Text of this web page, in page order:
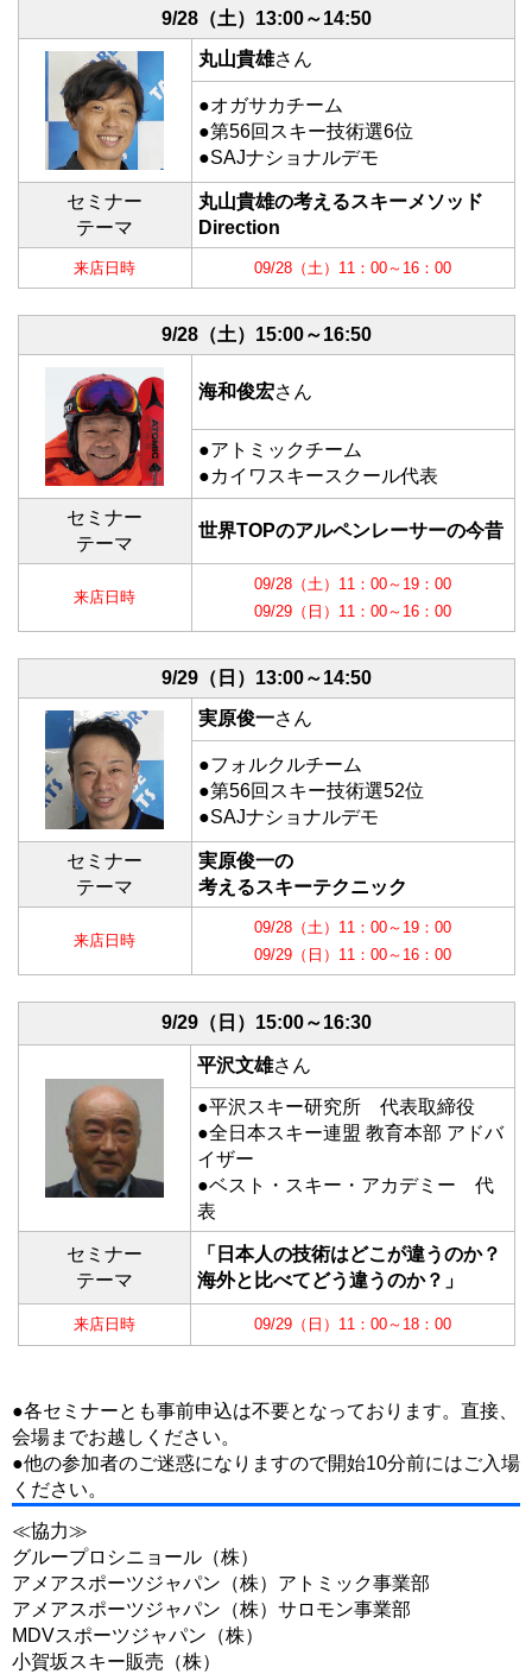
9/28（土） 13:00～14:50
丸山貴雄さん
●オガサカチーム
●第56回スキー技術選6位
●SAJナショナルデモ
セミナー
テーマ
丸山貴雄の考えるスキーメソッド
Direction
来店日時 09/28（土）11：00～16：00
9/28（土） 15:00～16:50
海和俊宏さん
●アトミックチーム
●カイワスキースクール代表
セミナー
テーマ
世界TOPのアルペンレーサーの今昔
来店日時
09/28（土）11：00～19：00
09/29（日）11：00～16：00
9/29（日） 13:00～14:50
実原俊一さん
●フォルクルチーム
●第56回スキー技術選52位
●SAJナショナルデモ
セミナー
テーマ
実原俊一の
考えるスキーテクニック
来店日時
09/28（土）11：00～19：00
09/29（日）11：00～16：00
9/29（日） 15:00～16:30
平沢文雄さん
●平沢スキー研究所 代表取締役
●全日本スキー連盟 教育本部 アドバ
イザー
●ベスト・スキー・アカデミー 代
表
セミナー
テーマ
「日本人の技術はどこが違うのか？
海外と比べてどう違うのか？」
来店日時 09/29（日）11：00～18：00
●各セミナーとも事前申込は不要となっております。直接、
会場までお越しください。
●他の参加者のご迷惑になりますので開始10分前にはご入場
ください。
≪協力≫
グループロシニョール（株）
アメアスポーツジャパン（株）アトミック事業部
アメアスポーツジャパン（株）サロモン事業部
MDVスポーツジャパン（株）
小賀坂スキー販売（株）